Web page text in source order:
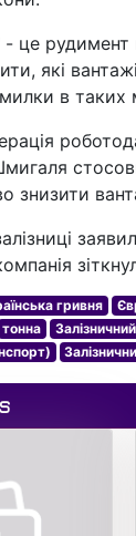
- це
які
в таких
знизити
гривня
тонна